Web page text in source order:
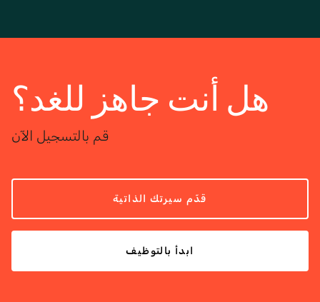
هل أنت جاهز للغد؟
قم بالتسجيل الآن
قدّم سيرتك الذاتية
ابدأ بالتوظيف